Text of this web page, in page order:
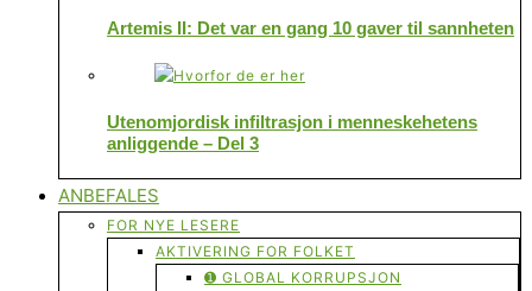
Artemis II: Det var en gang 10 gaver til sannheten
Utenomjordisk infiltrasjon i menneskehetens
anliggende – Del 3
ANBEFALES
FOR NYE LESERE
AKTIVERING FOR FOLKET
➊ GLOBAL KORRUPSJON